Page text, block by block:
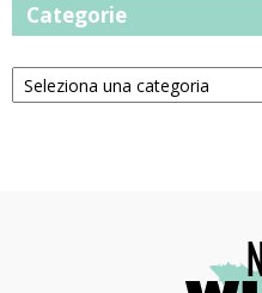
Categorie
Categorie